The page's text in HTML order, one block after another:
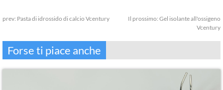
prev: Pasta di idrossido di calcio Vcentury Il prossimo: Gel isolante all'ossigeno
Vcentury
Forse ti piace anche